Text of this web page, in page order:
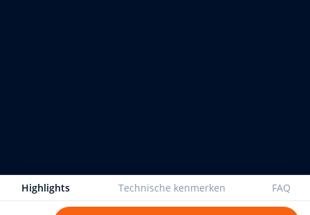
Highlights Technische kenmerken FAQ